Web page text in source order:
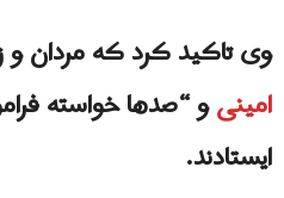
وی تاکید کرد که مردان و
امینیو “صدها خواسته
ایستادند.